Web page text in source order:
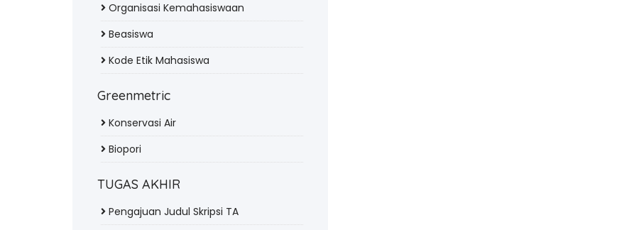
Organisasi Kemahasiswaan
Beasiswa
Kode Etik Mahasiswa
Greenmetric
Konservasi Air
Biopori
TUGAS AKHIR
Pengajuan Judul Skripsi TA